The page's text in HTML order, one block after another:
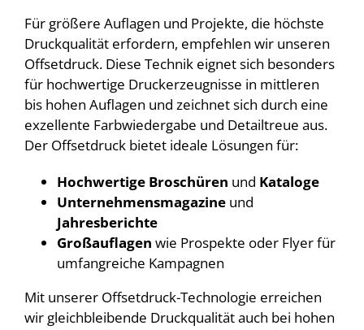
Für größere Auflagen und Projekte, die höchste
Druckqualität erfordern, empfehlen wir unseren
Offsetdruck. Diese Technik eignet sich besonders
für hochwertige Druckerzeugnisse in mittleren
bis hohen Auflagen und zeichnet sich durch eine
exzellente Farbwiedergabe und Detailtreue aus.
Der Offsetdruck bietet ideale Lösungen für:
Hochwertige Broschüren und Kataloge
Unternehmensmagazineund
Jahresberichte
Großauflagen wie Prospekte oder Flyer für
umfangreiche Kampagnen
Mit unserer Offsetdruck-Technologie erreichen
wir gleichbleibende Druckqualität auch bei hohen